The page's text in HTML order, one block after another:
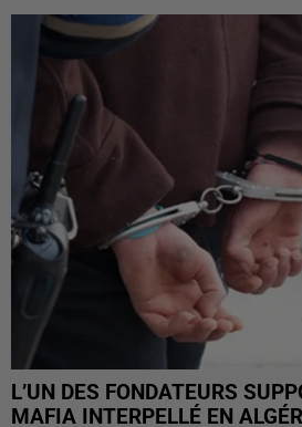
L’UN DES FONDATEURS
MAFIA INTERPELLÉ EN